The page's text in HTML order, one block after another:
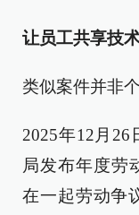
让员工共享技
类似案件并非个
2025年12月
局发布年度劳
在一起劳动争